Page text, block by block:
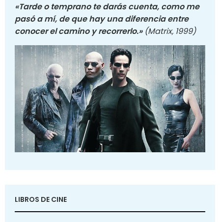
«Tarde o temprano te darás cuenta, como me
pasó a mí, de que hay una diferencia entre
conocer el camino y recorrerlo.» (Matrix, 1999)
LIBROS DE CINE